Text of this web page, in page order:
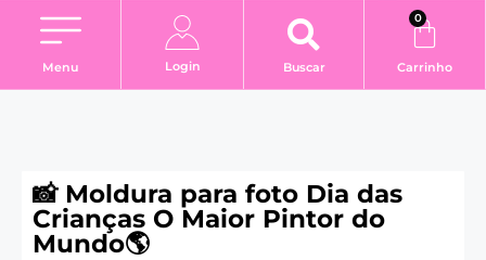
Menu Login Buscar
0
Carrinho
📸 Moldura para foto Dia das
Crianças O Maior Pintor do
Mundo🌎